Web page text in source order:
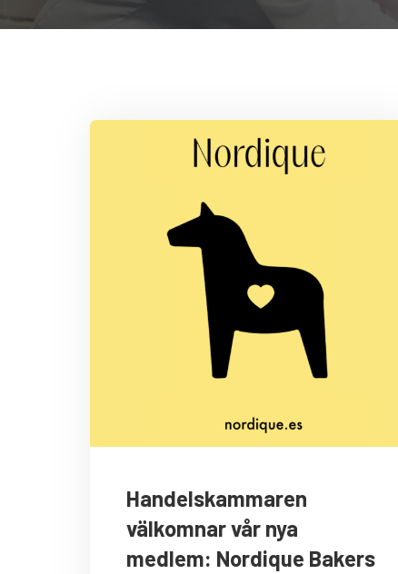
Handelskammaren
välkomnar vår nya
medlem: Nordique Bakers